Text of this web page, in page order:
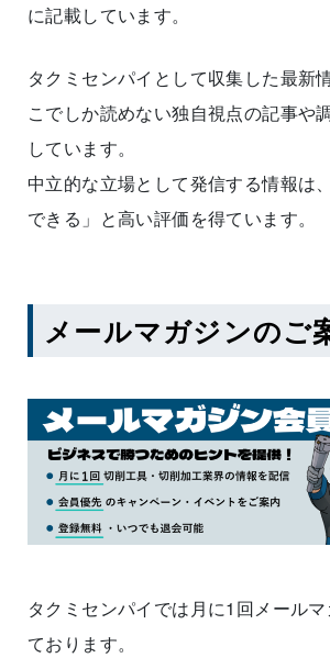
に記載しています。
タクミセンパイとして収集した最新
こでしか読めない独自視点の記事や
しています。
中立的な立場として発信する情報は
できる」と高い評価を得ています。
メールマガジンのご
タクミセンパイでは月に1回メール
ております。